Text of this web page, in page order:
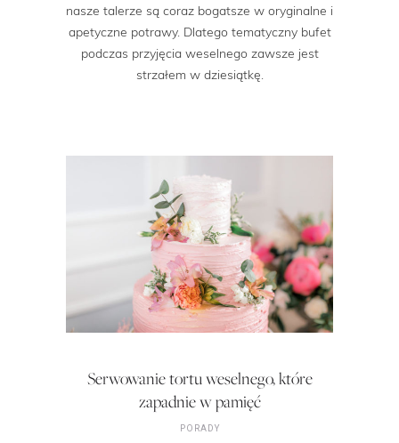
nasze talerze są coraz bogatsze w oryginalne i
apetyczne potrawy. Dlatego tematyczny bufet
podczas przyjęcia weselnego zawsze jest
strzałem w dziesiątkę.
Serwowanie tortu weselnego, które
zapadnie w pamięć
PORADY